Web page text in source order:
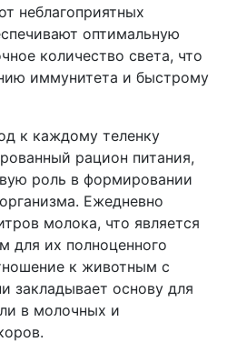
неблагоприятных
оптимальную
количество света, что
иммунитета и быстрому
к каждому теленку
рацион питания,
роль в формировании
Ежедневно
молока, что является
для их полноценного
к животным с
закладывает основу для
в молочных и